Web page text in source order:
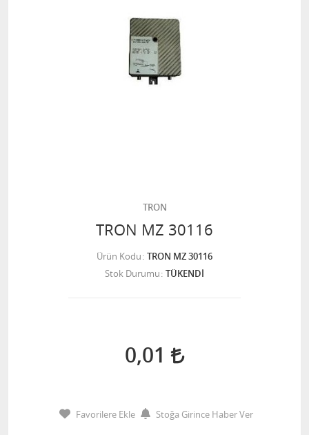
TRON
TRON MZ 30116
Ürün Kodu TRON MZ 30116
Stok Durumu TÜKENDİ
0,01
Favorilere Ekle Stoğa Girince Haber Ver